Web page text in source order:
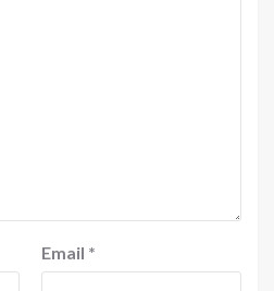
Email *